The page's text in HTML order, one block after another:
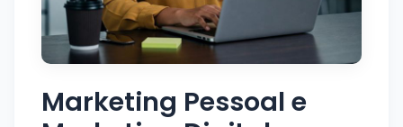
Marketing Pessoal e